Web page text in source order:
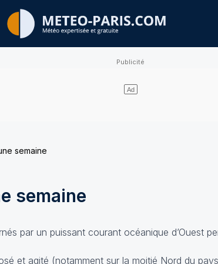
semaine
semaine
par un puissant courant océanique d’Ouest
et agité (notamment sur la moitié Nord du